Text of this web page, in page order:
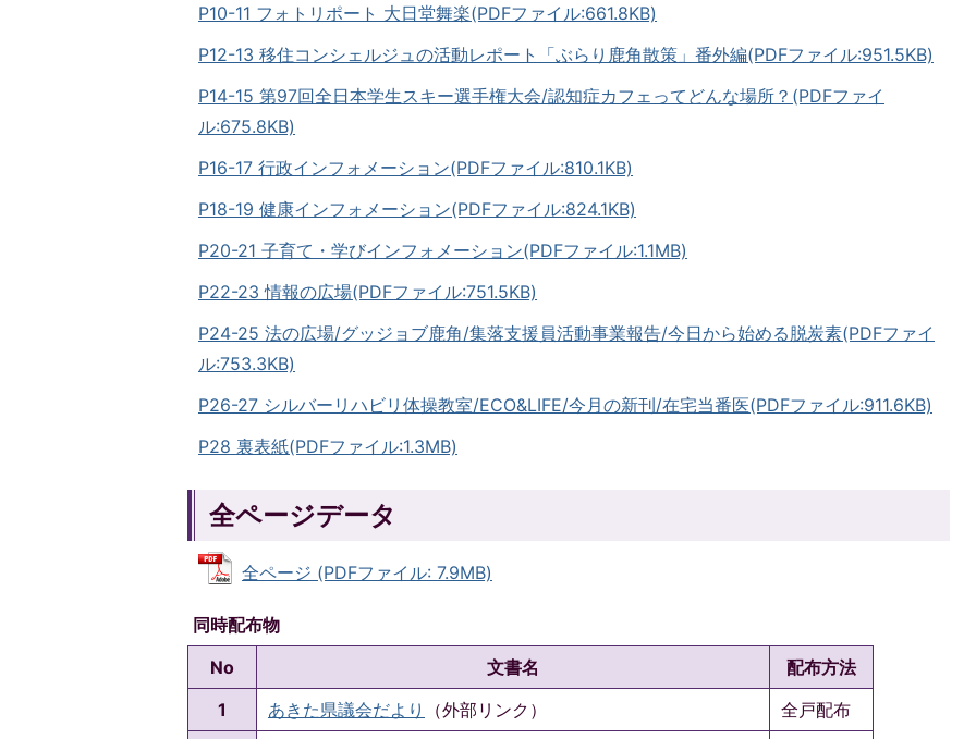
P10-11 フォトリポート 大日堂舞楽(PDFファイル:661.8KB)
P12-13 移住コンシェルジュの活動レポート「ぶらり鹿角散策」番外編(PDFファイル:951.5KB)
P14-15 第97回全日本学生スキー選手権大会/認知症カフェってどんな場所？(PDFファイ
ル:675.8KB)
P16-17 行政インフォメーション(PDFファイル:810.1KB)
P18-19 健康インフォメーション(PDFファイル:824.1KB)
P20-21 子育て・学びインフォメーション(PDFファイル:1.1MB)
P22-23 情報の広場(PDFファイル:751.5KB)
P24-25 法の広場/グッジョブ鹿角/集落支援員活動事業報告/今日から始める脱炭素(PDFファイ
ル:753.3KB)
P26-27 シルバーリハビリ体操教室/ECO&LIFE/今月の新刊/在宅当番医(PDFファイル:911.6KB)
P28 裏表紙(PDFファイル:1.3MB)
全ページデータ
全ページ (PDFファイル: 7.9MB)
同時配布物
No
文書名
配布方法
1
あきた県議会だより （外部リンク）
全戸配布